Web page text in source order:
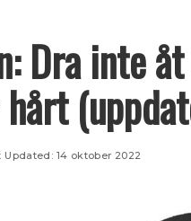
Dra inte
Updated: 14 oktober 2022